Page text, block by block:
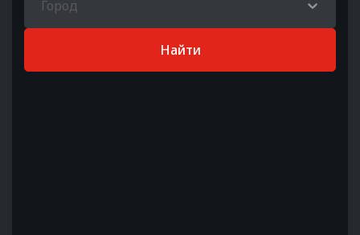
Город
Найти